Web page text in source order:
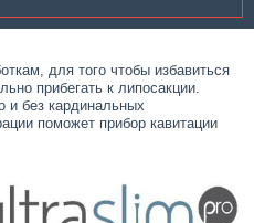
для того чтобы избавиться
прибегать к липосакции.
без кардинальных
поможет прибор кавитации